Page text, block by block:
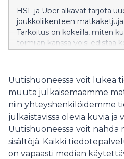
HSL ja Uber alkavat tarjota
joukkoliikenteen
Tarkoitus on kokeilla, miten
toimijan kanssa voisi edistää
Uutishuoneessa voit lukea
muuta julkaisemaamme
niin yhteyshenkilöidemme
julkaistavissa olevia kuvia ja
Uutishuoneessa voit nähdä
sisältöjä. Kaikki
on vapaasti median